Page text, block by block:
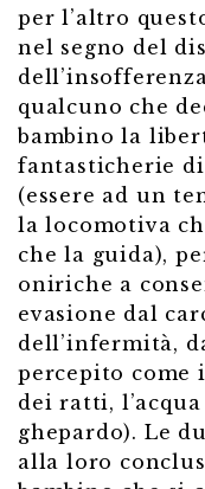
per l’altro
nel segno del
qualcuno che
bambino la
fantasticherie
(essere ad un
la locomotiva
che la guida),
oniriche a
evasione dal
dell’infermità,
percepito
dei ratti,
ghepardo). Le
alla loro